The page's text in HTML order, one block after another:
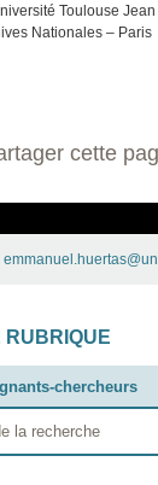
Toulouse
Nationales – Paris
cette
RUBRIQUE
chercheurs
la recherche